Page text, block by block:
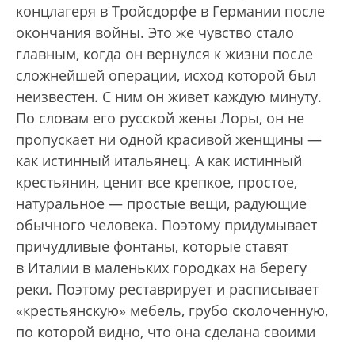
концлагеря в Тройсдорфе в Германии после
окончания войны. Это же чувство стало
главным, когда он вернулся к жизни после
сложнейшей операции, исход которой был
неизвестен. С ним он живет каждую минуту.
По словам его русской жены Лоры, он не
пропускает ни одной красивой женщины —
как истинный итальянец. А как истинный
крестьянин, ценит все крепкое, простое,
натуральное — простые вещи, радующие
обычного человека. Поэтому придумывает
причудливые фонтаны, которые ставят
в Италии в маленьких городках на берегу
реки. Поэтому реставрирует и расписывает
«крестьянскую» мебель, грубо сколоченную,
по которой видно, что она сделана своими